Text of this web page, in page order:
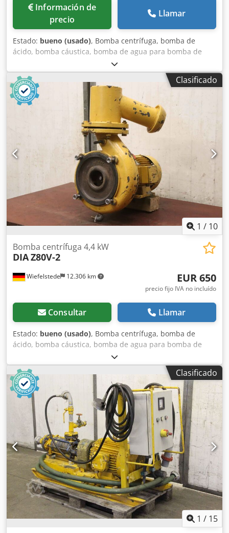
Información de
precio
Llamar
Estado: bueno (usado), Bomba centrífuga, bomba de
ácido, bomba cáustica, bomba de agua para bomba de
reducción de aguas subterráneas Crsdpov Ai Epofx Ab Aef
-Fabricante: DIGEP Diósgyor Maschinenfabrik, bomba
centrífuga tipo DP-AMIIV -Motor: Evig 2,2 kW -Rendimiento:
14 l/s / 840 l/min / 50,4 m³/h -Altura de entrega: 8 m -
Entrada de conexión de tubería: Ø 100 mm -Salida de
conexión de tubería: Ø 75 mm -Dimensiones:
580/290/H380 mm -Peso: 83 kg
Clasificado
1 / 10
Wiefelstede 12.306 km
Bomba centrífuga 4,4 kW
DIAZ80V-2
EUR 650
precio fijo IVA no incluído
Consultar Llamar
Estado: bueno (usado), Bomba centrífuga, bomba de
ácido, bomba cáustica, bomba de agua para bomba de
reducción de aguas subterráneas Credjvvt Nrjpfx Ab Aof -
Fabricante: DIA, bomba centrífuga tipo Z80V-2 -Motor:
Bauknecht 4,4 kW -Rendimiento: m³/h -Entrada de
conexión de tubería: Ø 80 mm -Salida de conexión de
tubería: Ø 95 mm -Número: 2x bomba disponible -Precio:
por pieza -Dimensiones: 540/360/H700 mm -Peso: 96 kg
Clasificado
1 / 15